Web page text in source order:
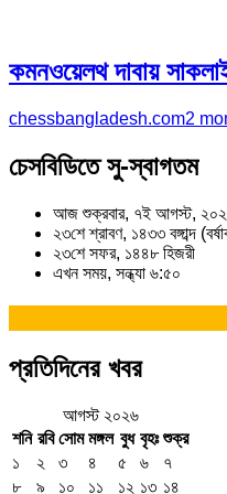
কমনওয়েলথ দাবায়
chessbangladesh.com2
চেসবিডিতে সু-স্বাগতম
আজ শুক্রবার, ৭ই আগস্ট,
২৩শে শ্রাবণ, ১৪৩৩ বঙ্গাব্দ
২৩শে সফর, ১৪৪৮ হিজরী
এখন সময়, সন্ধ্যা ৬:৫০
প্রতিদিনের খবর
আগস্ট ২০২৬
শনি রবি সোম মঙ্গল বুধ বৃহঃ শুক্র
১
২ ৩ ৪ ৫ ৬
৭
৮
৯ ১০ ১১ ১২ ১৩ ১৪